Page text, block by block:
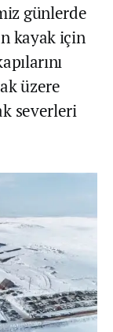
günlerde
kayak için
üzere
severleri